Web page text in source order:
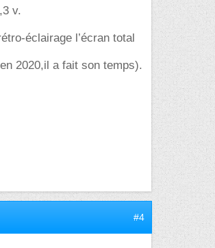
v.
éclairage l’écran total
2020,il a fait son temps).
#4